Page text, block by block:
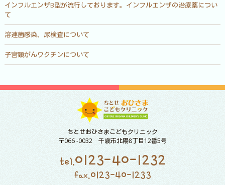
インフルエンザB型が流行しております。インフルエンザの治療薬につい
て
溶連菌感染、尿検査について
子宮頸がんワクチンについて
ちとせおひさまこどもクリニック
〒066 -0032 千歳市北陽8丁目12番5号
tel.0123-40-1232
fax.0123-40-1233